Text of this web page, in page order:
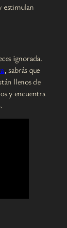
estimulan
ignorada.
, sabrás que
llenos de
y encuentra